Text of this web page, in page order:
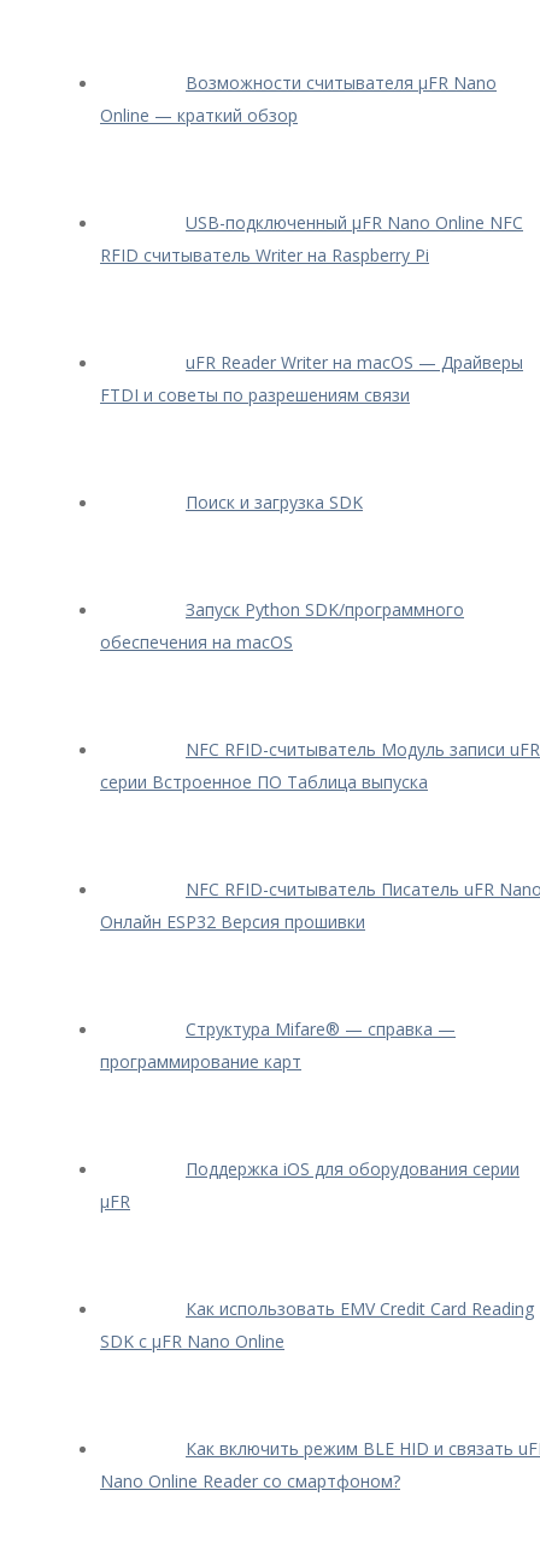
Возможности считывателя μFR Nano
Online — краткий обзор
USB-подключенный μFR Nano Online NFC
RFID считыватель Writer на Raspberry Pi
uFR Reader Writer на macOS — Драйверы
FTDI и советы по разрешениям связи
Поиск и загрузка SDK
Запуск Python SDK/программного
обеспечения на macOS
NFC RFID-считыватель Модуль записи uFR
серии Встроенное ПО Таблица выпуска
NFC RFID-считыватель Писатель uFR
Онлайн ESP32 Версия прошивки
Структура Mifare® — cправка —
программирование карт
Поддержка iOS для оборудования серии
μFR
Как использовать EMV Credit Card Reading
SDK с μFR Nano Online
Как включить режим BLE HID и связать
Nano Online Reader со смартфоном?